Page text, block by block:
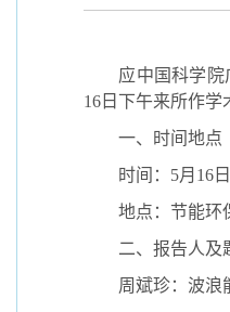
应中国科学
16 日下午来所作学
一、时间地点
时间： 5月 16 日
地点：节能环
二、报告人及
周斌珍：波浪